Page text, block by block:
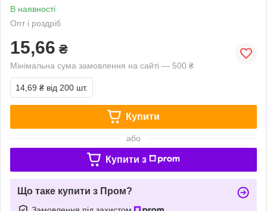
В наявності
Опт і роздріб
15,66 ₴
Мінімальна сума замовлення на сайті — 500 ₴
14,69 ₴ від 200 шт.
Купити
або
Купити з
Що таке купити з Пром?